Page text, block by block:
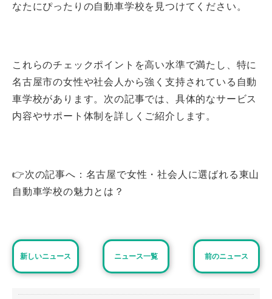
なたにぴったりの自動車学校を見つけてください。
これらのチェックポイントを高い水準で満たし、特に
名古屋市の女性や社会人から強く支持されている自動
車学校があります。次の記事では、具体的なサービス
内容やサポート体制を詳しくご紹介します。
👉次の記事へ：名古屋で女性・社会人に選ばれる東山
自動車学校の魅力とは？
新しいニュース ニュース一覧 前のニュース